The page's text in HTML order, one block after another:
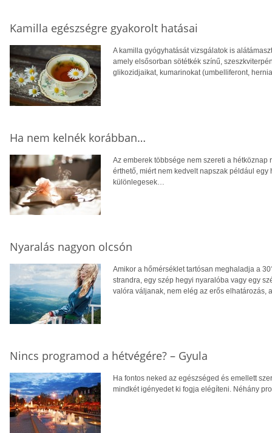
Kamilla egészségre gyakorolt hatásai
A kamilla gyógyhatását vizsgálatok is
amely elsősorban sötétkék színű,
glikozidjaikat, kumarinokat (umbelliferont,
Ha nem kelnék korábban…
Az emberek többsége nem szereti a
érthető, miért nem kedvelt napszak például
különlegesek…
Nyaralás nagyon olcsón
Amikor a hőmérséklet tartósan meghaladja a
strandra, egy szép hegyi nyaralóba vagy egy
valóra váljanak, nem elég az erős elhatározás,
Nincs programod a hétvégére? – Gyula
Ha fontos neked az egészséged és emellett
mindkét igényedet ki fogja elégíteni. Néhány